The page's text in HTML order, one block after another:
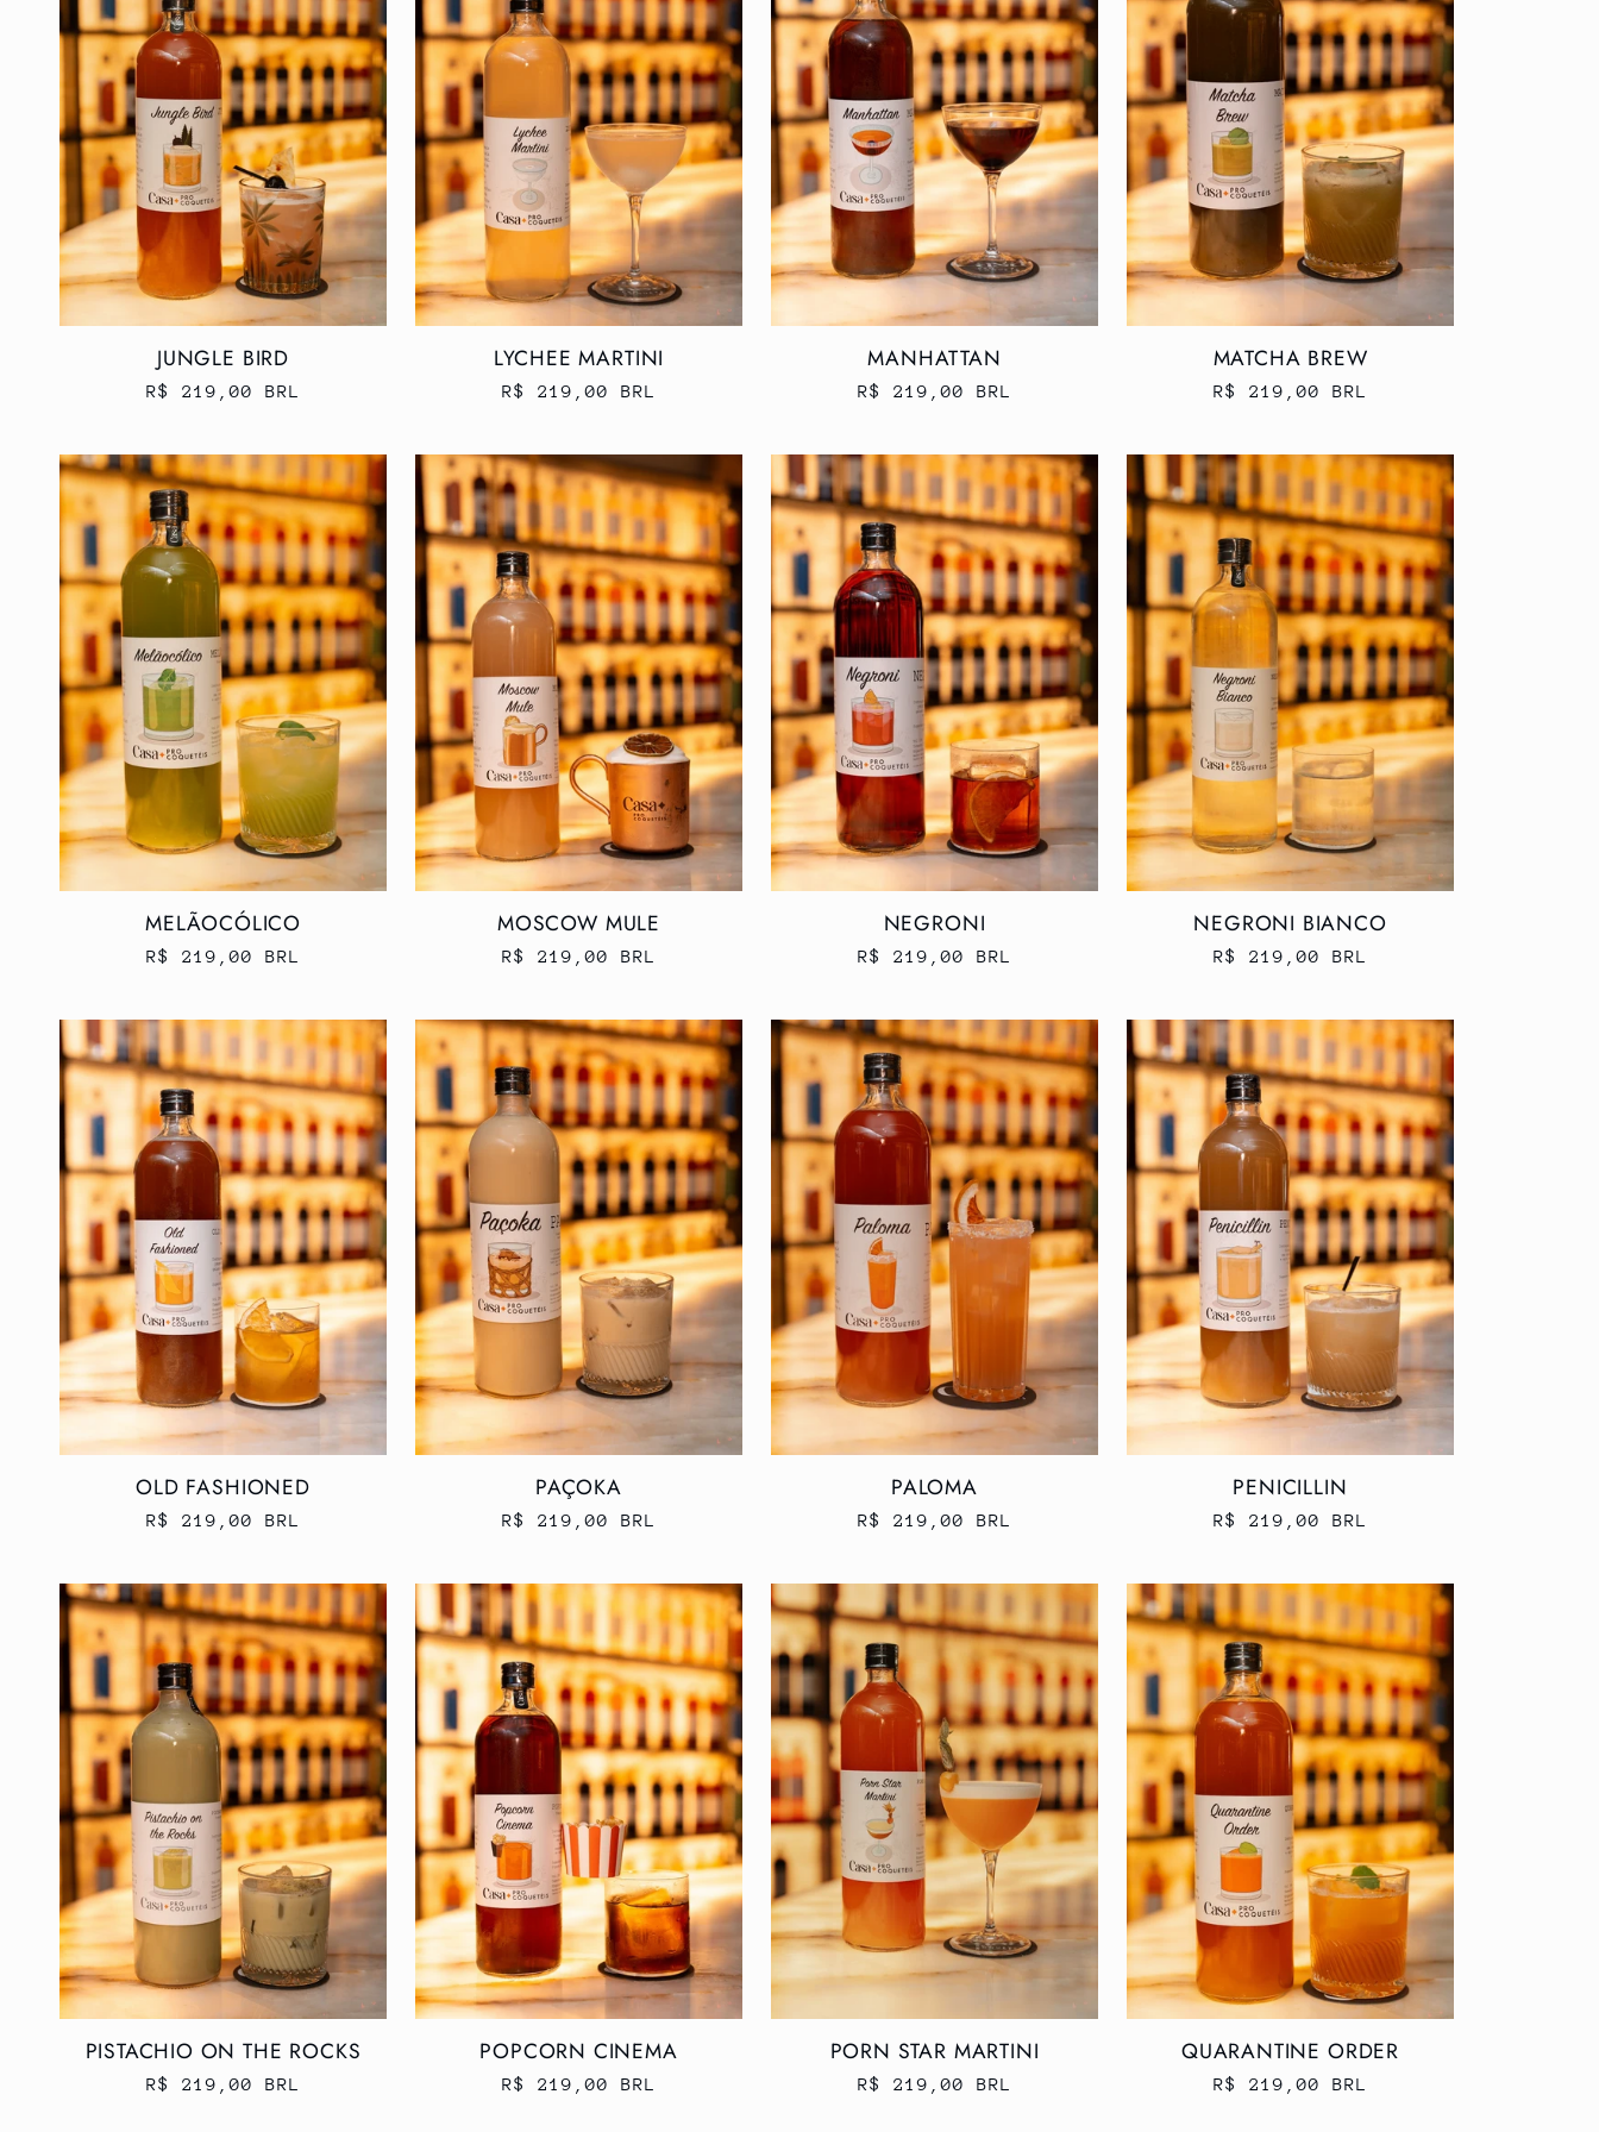
ç
ã
o
:
JUNGLE BIRD
Preço
R$ 219,00 BRL
LYCHEE MARTINI
Preço
R$ 219,00 BRL
MANHATTAN
Preço
R$ 219,00 BRL
MATCHA BREW
Preço
R$ 219,00 BRL
MELÃOCÓLICO
Preço
R$ 219,00 BRL
MOSCOW MULE
Preço
R$ 219,00 BRL
NEGRONI
Preço
R$ 219,00 BRL
NEGRONI BIANCO
Preço
R$ 219,00 BRL
OLD FASHIONED
Preço
R$ 219,00 BRL
PAÇOKA
Preço
R$ 219,00 BRL
PALOMA
Preço
R$ 219,00 BRL
PENICILLIN
Preço
R$ 219,00 BRL
PISTACHIO ON THE ROCKS
Preço
R$ 219,00 BRL
POPCORN CINEMA
Preço
R$ 219,00 BRL
PORN STAR MARTINI
Preço
R$ 219,00 BRL
QUARANTINE ORDER
Preço
R$ 219,00 BRL